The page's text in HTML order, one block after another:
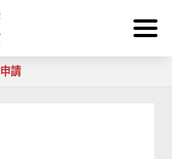
請